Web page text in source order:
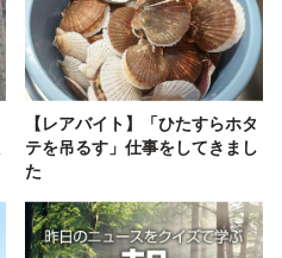
【レアバイト】「ひたすらホタ
テを吊るす」仕事をしてきまし
た